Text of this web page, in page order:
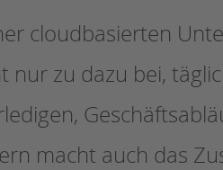
cloudbasierten
nur zu dazu bei,
macht auch das